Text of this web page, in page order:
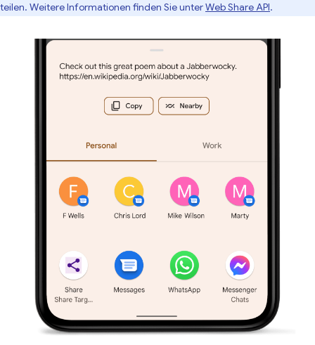
teilen. Weitere Informationen finden Sie unterWeb Share API.